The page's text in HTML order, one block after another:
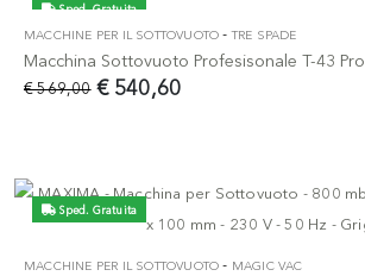
Sped. Gratuita
-5%
MACCHINE PER IL SOTTOVUOTO -TRE SPADE
Macchina Sottovuoto Profesisonale T-43 Pro
€ 540,60
€ 569,00
Sped. Gratuita
MACCHINE PER IL SOTTOVUOTO - MAGIC VAC